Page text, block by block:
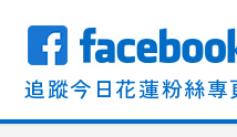
追蹤今日花蓮粉絲專